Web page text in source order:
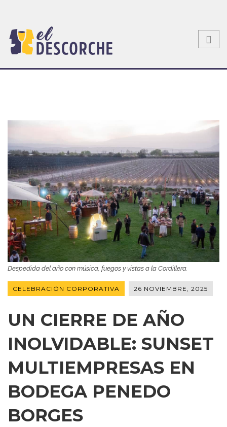
Despedida del año con música, fuegos y vistas a la Cordillera.
CELEBRACIÓN CORPORATIVA 26 NOVIEMBRE, 2025
UN CIERRE DE AÑO
INOLVIDABLE: SUNSET
MULTIEMPRESAS EN
BODEGA PENEDO
BORGES